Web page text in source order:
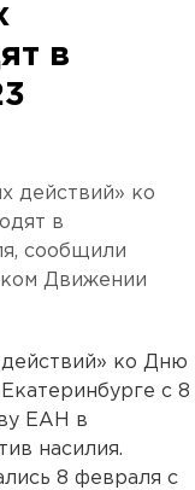
в
действий» ко
в
сообщили
Движении
ко Дню
с 8
ЕАН в
насилия.
8 февраля с